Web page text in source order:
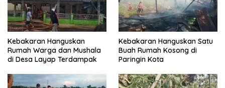
Kebakaran Hanguskan
Rumah Warga dan Mushala
di Desa Layap Terdampak
Kebakaran Hanguskan Satu
Buah Rumah Kosong di
Paringin Kota